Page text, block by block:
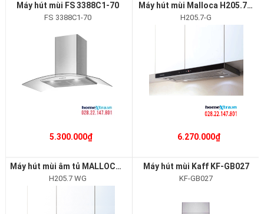
Máy hút mùi FS 3388C1-70
FS 3388C1-70
5.300.000₫
Máy hút mùi Malloca H205.7-G
H205.7-G
6.270.000₫
Máy hút mùi âm tủ MALLOCA H205.7 WG
H205.7 WG
Máy hút mùi Kaff KF-GB027
KF-GB027